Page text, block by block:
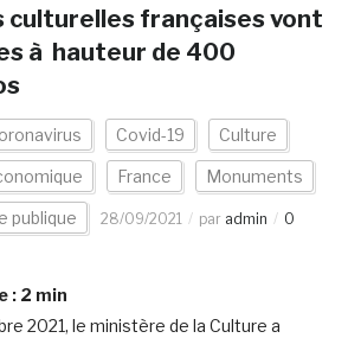
culturelles françaises vont
à hauteur de 400
Covid-19 Culture
France Monuments
publique 28/09/2021 par admin
0
: 2 min
2021, le ministère de la Culture a